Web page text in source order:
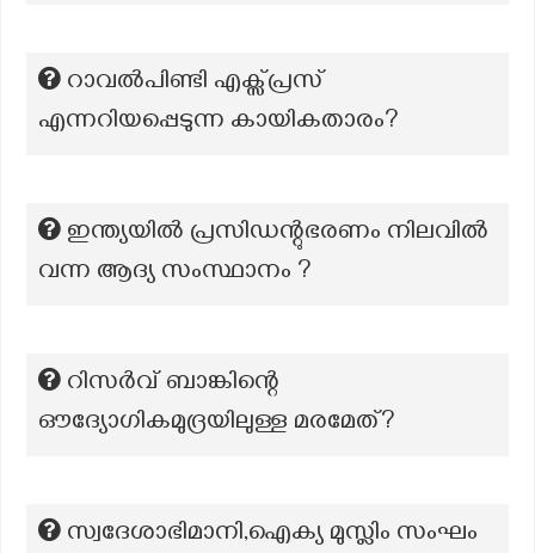
റാവൽപിണ്ടി എക്സ്പ്രസ്
എന്നറിയപ്പെടുന്ന കായികതാരം?
ഇന്ത്യയിൽ പ്രസിഡന്റുഭരണം നിലവിൽ
വന്ന ആദ്യ സംസ്ഥാനം ?
റിസർവ് ബാങ്കിന്റെ
ഔദ്യോഗികമുദ്രയിലുള്ള മരമേത്?
സ്വദേശാഭിമാനി,ഐക്യ മുസ്ലിം സംഘം